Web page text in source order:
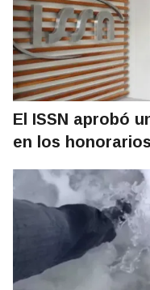
El ISSN aprobó
en los